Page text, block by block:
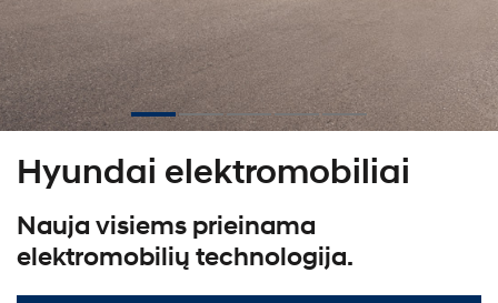
Hyundai elektromobiliai
Nauja visiems prieinama
elektromobilių technologija.